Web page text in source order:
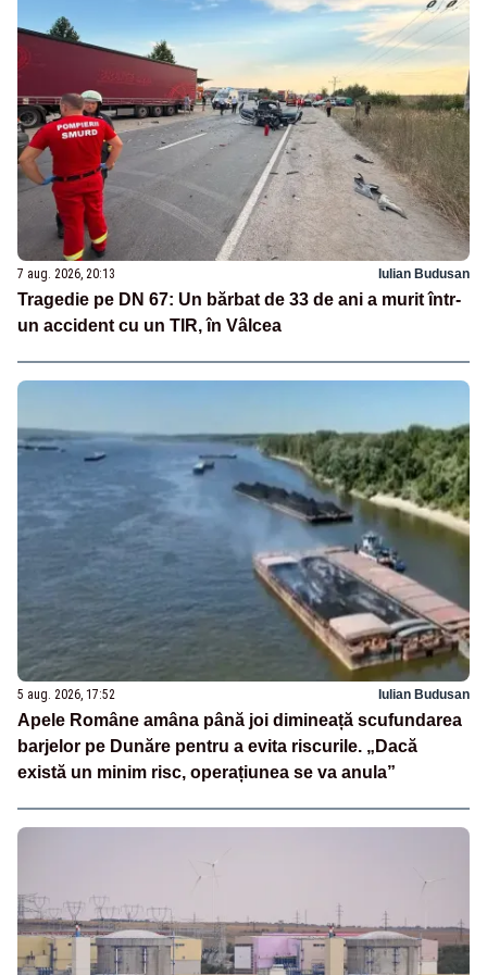
7 aug. 2026, 20:13 Iulian Budusan
Tragedie pe DN 67: Un bărbat de 33 de ani a murit într-
un accident cu un TIR, în Vâlcea
5 aug. 2026, 17:52 Iulian Budusan
Apele Române amâna până joi dimineață scufundarea
barjelor pe Dunăre pentru a evita riscurile. „Dacă
există un minim risc, operațiunea se va anula”